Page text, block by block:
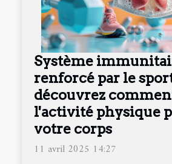
Système
renforcé par le
découvrez
l'activité physique
votre corps
11 avril 2025 14:27